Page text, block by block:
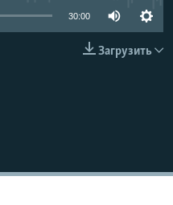
30:00
Загрузить